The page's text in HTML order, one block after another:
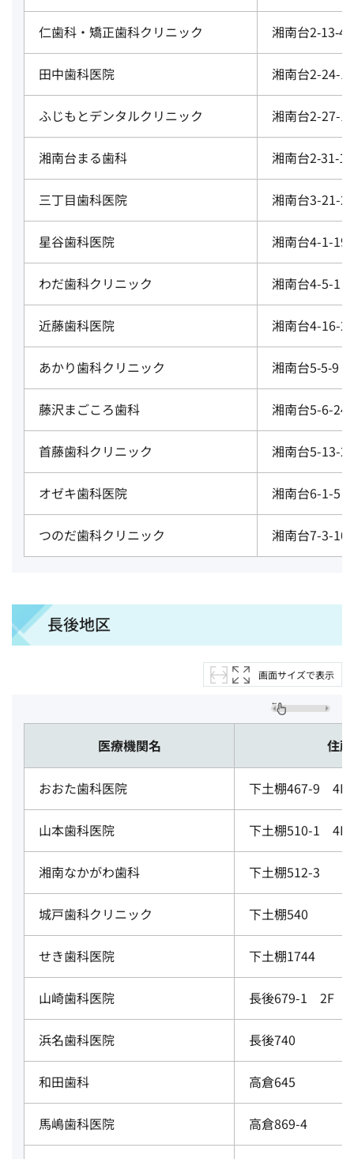
仁歯科・矯正歯科クリニック 湘南台
田中歯科医院 湘南台2-24-19
ふじもとデンタルクリニック 湘南台2-27-
湘南台まる歯科 湘南台
三丁目歯科医院 湘南台3-21-2
星谷歯科医院 湘南台4-1-19
わだ歯科クリニック 湘南台4-5-1
近藤歯科医院 湘南台4-16-2
あかり歯科クリニック 湘南台5‐5‐9
藤沢まごころ歯科 湘南台5-6-24
首藤歯科クリニック 湘南台5-13-21
オゼキ歯科医院 湘南台6-1-5
つのだ歯科クリニック 湘南台7-3-10
長後地区
画面サイズで表示
医療機関名 住所
おおた歯科医院 下土棚467-9 4F
山本歯科医院 下土棚510-1 4F
湘南なかがわ歯科 下土棚512-3
城戸歯科クリニック 下土棚540
せき歯科医院 下土棚1744
山崎歯科医院 長後679-1 2F
浜名歯科医院 長後740
和田歯科 高倉645
馬嶋歯科医院 高倉869-4